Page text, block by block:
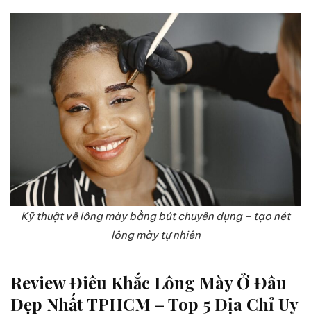
Kỹ thuật vẽ lông mày bằng bút chuyên dụng – tạo nét
lông mày tự nhiên
Review Điêu Khắc Lông Mày Ở Đâu
Đẹp Nhất TPHCM – Top 5 Địa Chỉ Uy